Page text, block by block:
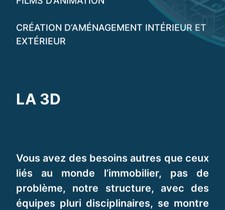
CRÉATION D’AMÉNAGEMENT INTÉRIEUR ET
EXTÉRIEUR
LA 3D
Vous avez des besoins autres que ceux
liés au monde l’immobilier, pas de
problème, notre structure, avec des
équipes pluri disciplinaires, se montre